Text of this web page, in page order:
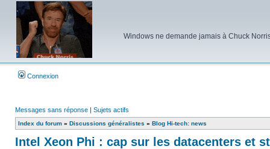
Windows ne demande jamais à Chuck
Connexion
Messages sans réponse | Sujets actifs
Index du forum » Discussions généralistes » Blog Hi-tech: news
Intel Xeon Phi : cap sur les datacenters et